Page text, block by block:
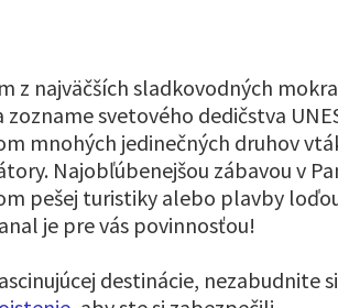
z najväčších sladkovodných
svetového dedičstva
mnohých jedinečných druhov
Najobľúbenejšou zábavou v
pešej turistiky alebo plavby
je pre vás povinnosťou!
destinácie, nezabudnite